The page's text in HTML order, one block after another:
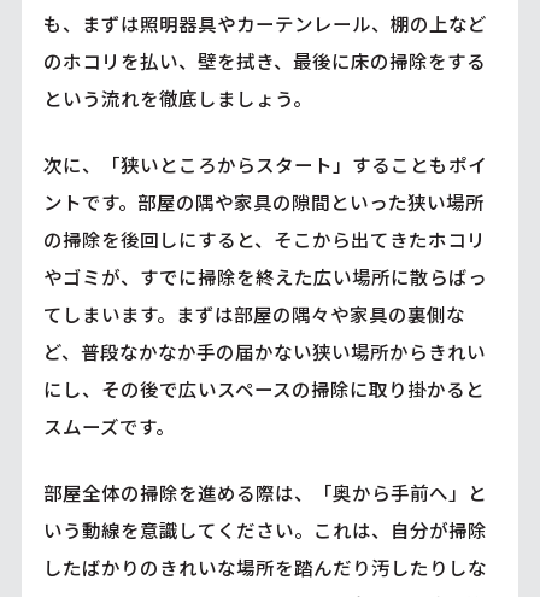
も、まずは照明器具やカーテンレール、棚の上など
のホコリを払い、壁を拭き、最後に床の掃除をする
という流れを徹底しましょう。
次に、「狭いところからスタート」することもポイ
ントです。部屋の隅や家具の隙間といった狭い場所
の掃除を後回しにすると、そこから出てきたホコリ
やゴミが、すでに掃除を終えた広い場所に散らばっ
てしまいます。まずは部屋の隅々や家具の裏側な
ど、普段なかなか手の届かない狭い場所からきれい
にし、その後で広いスペースの掃除に取り掛かると
スムーズです。
部屋全体の掃除を進める際は、「奥から手前へ」と
いう動線を意識してください。これは、自分が掃除
したばかりのきれいな場所を踏んだり汚したりしな